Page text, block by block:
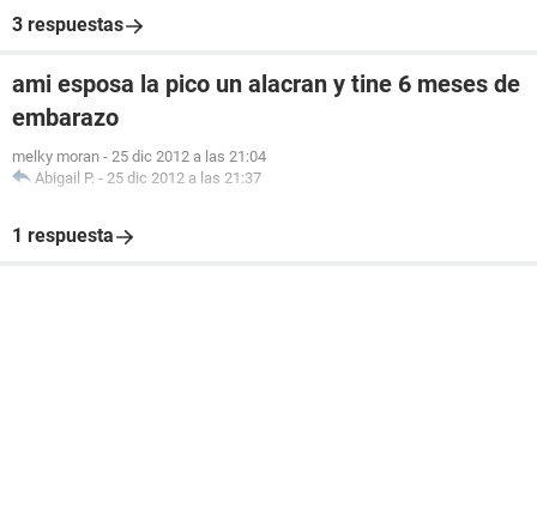
3 respuestas
ami esposa la pico un alacran y tine 6 meses de
embarazo
melky moran - 25 dic 2012 a las 21:04
Abigail P. - 25 dic 2012 a las 21:37
1 respuesta